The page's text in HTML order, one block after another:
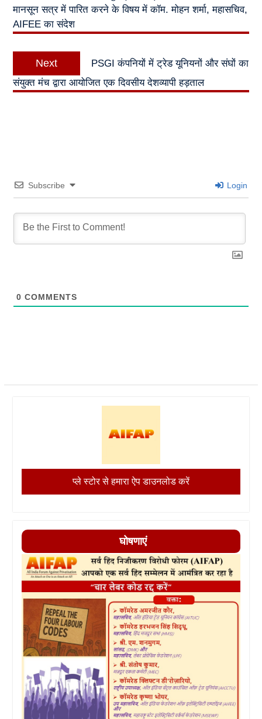
मानसून सत्र में पारित करने के विषय में कॉम. मोहन शर्मा, महासचिव,
AIFEE का संदेश
Next
Next
post:
PSGI कंपनियों में ट्रेड यूनियनों और संघों का
संयुक्त मंच द्वारा आयोजित एक दिवसीय देशव्यापी हड़ताल
Subscribe Login
0 COMMENTS
प्ले स्टोर से हमारा ऐप डाउनलोड करें
घोषणाएं